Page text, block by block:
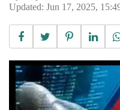
Updated: Jun 17, 2025,